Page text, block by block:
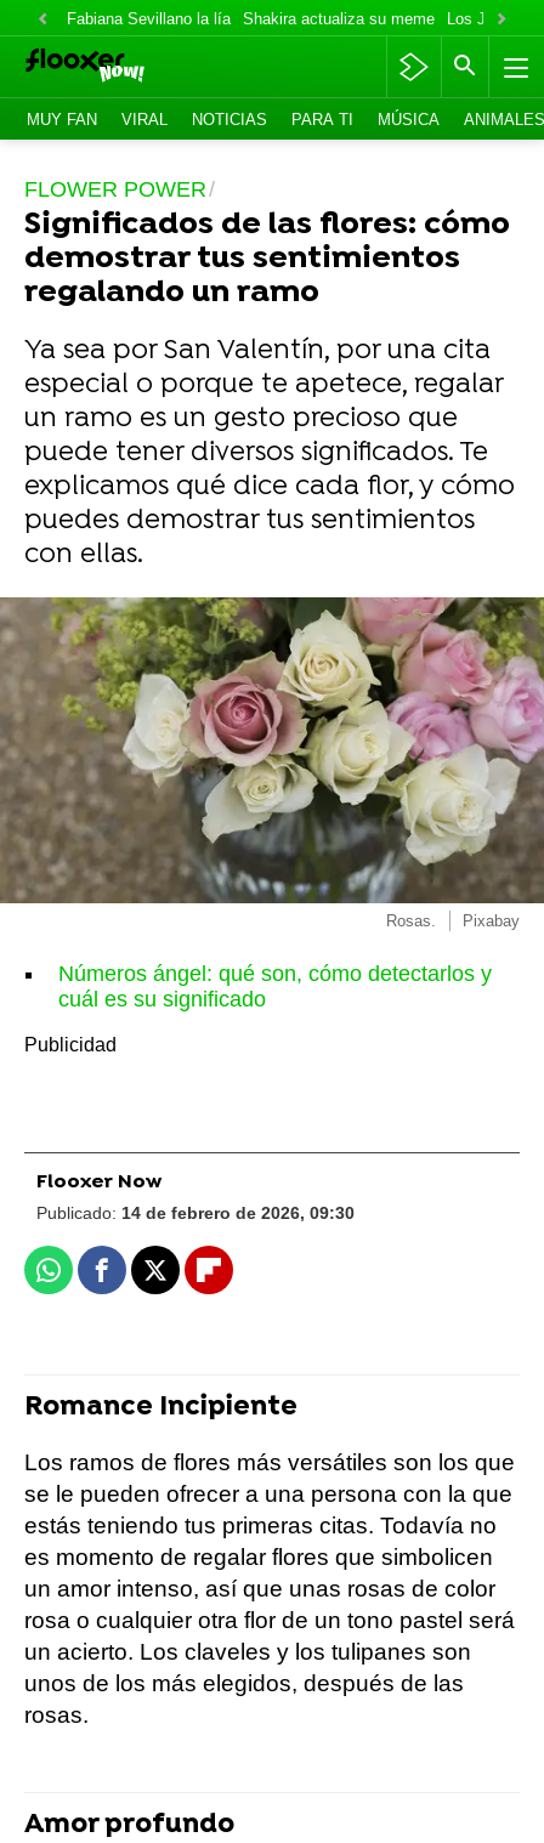
Fabiana Sevillano la lía Shakira actualiza su meme Los Jonas
MUY FAN VIRAL NOTICIAS PARA TI MÚSICA ANIMALES
FLOWER POWER
Significados de las flores: cómo
demostrar tus sentimientos
regalando un ramo
Ya sea por San Valentín, por una cita
especial o porque te apetece, regalar
un ramo es un gesto precioso que
puede tener diversos significados. Te
explicamos qué dice cada flor, y cómo
puedes demostrar tus sentimientos
con ellas.
Rosas. Pixabay
Números ángel: qué son, cómo detectarlos y
cuál es su significado
Flooxer Now
Publicado: 14 de febrero de 2026, 09:30
WhatsappFacebook
X Flipboard
Romance Incipiente
Los ramos de flores más versátiles son los que
se le pueden ofrecer a una persona con la que
estás teniendo tus primeras citas. Todavía no
es momento de regalar flores que simbolicen
un amor intenso, así que unas rosas de color
rosa o cualquier otra flor de un tono pastel será
un acierto. Los claveles y los tulipanes son
unos de los más elegidos, después de las
rosas.
Amor profundo